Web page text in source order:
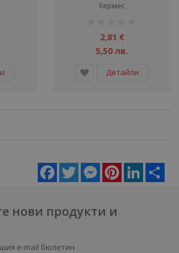
Хермес
2,81 €
5,50 лв.
Детайли
Facebook
Twitter MessengerPinterestLinkedIn
нови продукти и
e-mail бюлетин